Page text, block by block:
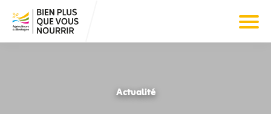
Actualité